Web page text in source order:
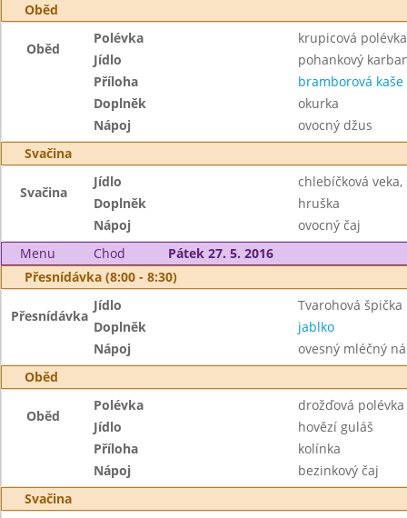
Oběd
Oběd
Polévka
krupicová
Jídlo
pohankový
Příloha
bramborová kaše
Doplněk
okurka
Nápoj
ovocný džus
Svačina
Svačina
Jídlo
chlebíčková
Doplněk
hruška
Nápoj
ovocný čaj
Menu
Chod
Pátek 27. 5. 2016
Přesnídávka (8:00 - 8:30)
Přesnídávka
Jídlo
Tvarohová špička
Doplněk
jablko
Nápoj
ovesný mléčný
Oběd
Oběd
Polévka
drožďová polévka
Jídlo
hovězí guláš
Příloha
kolínka
Nápoj
bezinkový čaj
Svačina